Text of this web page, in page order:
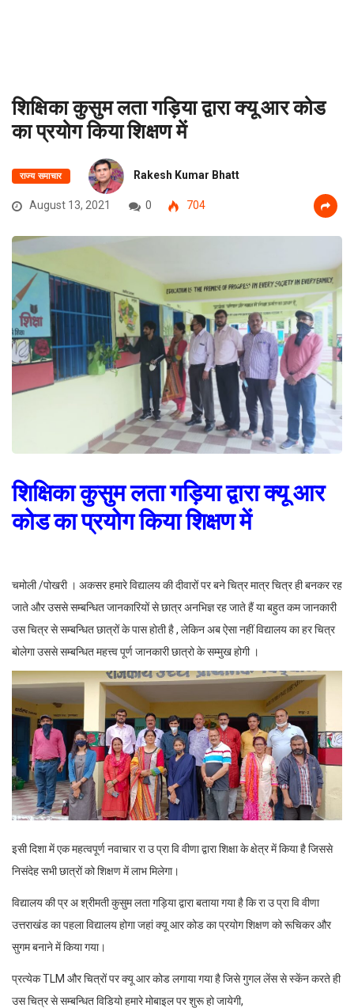
शिक्षिका कुसुम लता गड़िया द्वारा क्यू आर कोड
का प्रयोग किया शिक्षण में
राज्य समाचार Rakesh Kumar Bhatt
August 13, 2021 0 704
शिक्षिका कुसुम लता गड़िया द्वारा क्यू आर
कोड का प्रयोग किया शिक्षण में
चमोली /पोखरी । अकसर हमारे विद्यालय की दीवारों पर बने चित्र मात्र चित्र ही बनकर रह
जाते और उससे सम्बन्धित जानकारियों से छात्र अनभिज्ञ रह जाते हैं या बहुत कम जानकारी
उस चित्र से सम्बन्धित छात्रों के पास होती है , लेकिन अब ऐसा नहीं विद्यालय का हर चित्र
बोलेगा उससे सम्बन्धित महत्त्व पूर्ण जानकारी छात्रो के सम्मुख होगी ‌।
इसी दिशा में एक महत्वपूर्ण नवाचार रा उ प्रा वि वीणा द्वारा शिक्षा के क्षेत्र में किया है जिससे
निसंदेह सभी छात्रों को शिक्षण में लाभ मिलेगा।
विद्यालय की प्र अ श्रीमती कुसुम लता गड़िया द्वारा बताया गया है कि रा उ प्रा वि वीणा
उत्तराखंड का पहला विद्यालय होगा जहां क्यू आर कोड का प्रयोग शिक्षण को रूचिकर और
सुगम बनाने में किया गया।
प्रत्येक TLM और चित्रों पर क्यू आर कोड लगाया गया है जिसे गुगल लेंस से स्केंन करते ही
उस चित्र से सम्बन्धित विडियो हमारे मोबाइल पर शुरू हो जायेगी,